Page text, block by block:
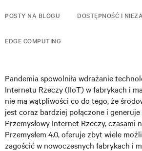
POSTY NA BLOGU DOSTĘPNOŚĆ I
EDGE COMPUTING
Pandemia spowolniła wdrażanie
Internetu Rzeczy (IIoT) w fabrykach i
nie ma wątpliwości co do tego, że
jest coraz bardziej połączone i generuje
Przemysłowy Internet Rzeczy, czasami
Przemysłem 4.0, oferuje zbyt wiele
zagościć w nowoczesnych fabrykach i